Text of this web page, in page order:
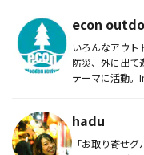
econ
いろんなアウト
防災、外に出て
テーマに活動。
hadu
「お取り寄せ